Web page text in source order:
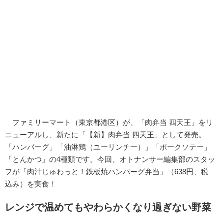
ファミリーマート（東京都港区）が、「肉弁当 四天王」をリ
ニューアルし、新たに「【新】肉弁当 四天王」として発売。
「ハンバーグ」「油淋鶏（ユーリンチー）」「ポークソテー」
「とんかつ」の4種類です。今回、オトナンサー編集部のスタッ
フが「肉汁じゅわっと！鉄板焼ハンバーグ弁当」（638円、税
込み）を実食！
レンジで温めてもやわらかくなり過ぎない野菜